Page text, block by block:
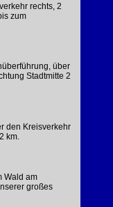
rechts, 2
zum
über
Stadtmitte 2
den Kreisverkehr
km.
Wald am
großes